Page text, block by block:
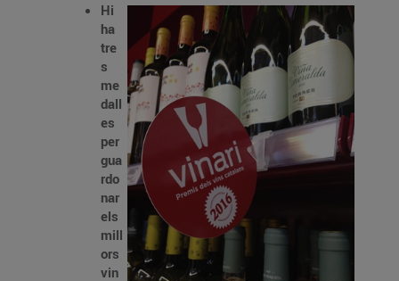
Hi
ha
tre
s
me
dall
es
per
gua
rdo
nar
els
mill
ors
vin